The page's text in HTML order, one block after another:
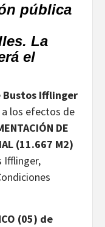
pública
La
el
Bustos Ifflinger
los efectos de
DE
(11.667 M2)
Ifflinger,
(05) de